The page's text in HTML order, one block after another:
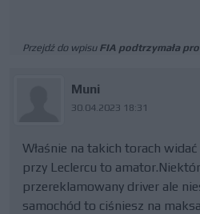
Przejdź do wpisu FIA podtrzymała
Muni
30.04.2023 18:31
Właśnie na takich torach
przy Leclercu to
przereklamowany driver ale
samochód to ciśniesz na